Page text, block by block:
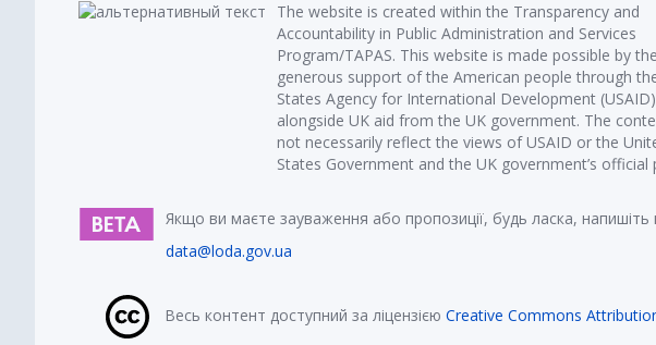
The website is created within the Transparency and
Accountability in Public Administration and Services
Program/TAPAS. This website is made possible by the
generous support of the American people through
States Agency for International Development (USAID)
alongside UK aid from the UK government. The
not necessarily reflect the views of USAID or the
States Government and the UK government’s official
Якщо ви маєте зауваження або пропозиції, будь ласка, напишіть
data@loda.gov.ua
Весь контент доступний за ліцензією Creative Commons